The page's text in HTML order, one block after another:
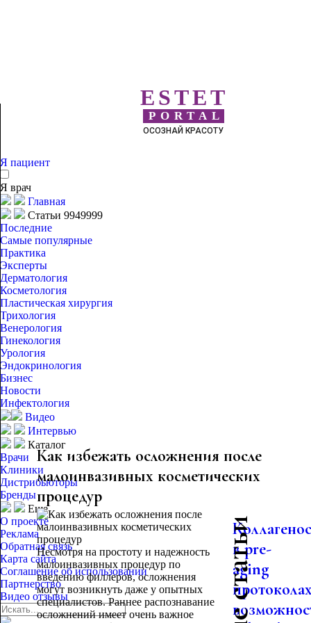
ESTET
PORTAL
ОСОЗНАЙ КРАСОТУ
Я пациент
Я врач
Главная
Статьи 9949999
Последние
Самые популярные
Практика
Эксперты
Дерматология
Косметология
Пластическая хирургия
Трихология
Венерология
Гинекология
Урология
Эндокринология
Бизнес
Новости
Инфектология
Видео
Интервью
Каталог
Врачи
Клиники
Дистрибьюторы
Бренды
Еще
О проекте
Реклама
Обратная связь
Карта сайта
Соглашение об использовании
Партнерство
Видео отзывы
Как избежать осложнения после
малоинвазивных косметических
процедур
Несмотря на простоту и надежность
малоинвазивных процедур по
введению филлеров, осложнения
могут возникнуть даже у опытных
специалистов. Раннее распознавание
осложнений имеет очень важное
в pre-
aging